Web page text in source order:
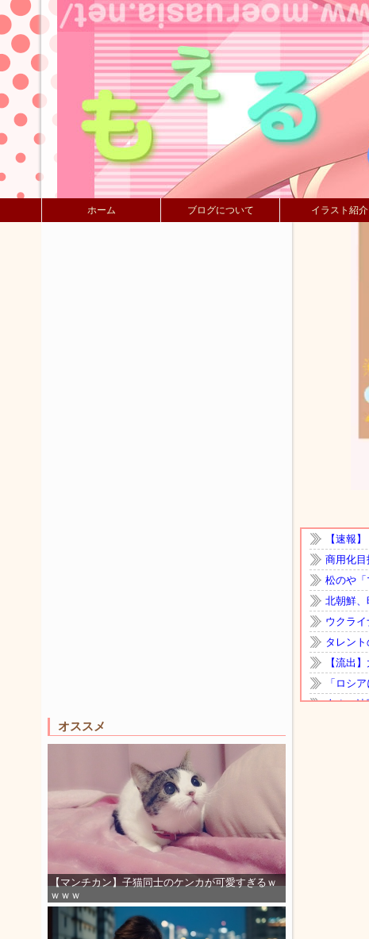
ホーム ブログについて イラスト紹介
オススメ
【マンチカン】子猫同士のケンカが可愛すぎるｗ
ｗｗｗ